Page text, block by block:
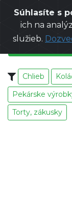
VÝROBKY
PEKÁRSKE A
Chlieb
Pekárske
Torty, zákusky
Súhlasíte s
ich na
služieb.